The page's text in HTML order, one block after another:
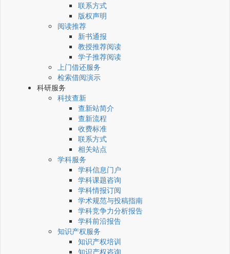
联系方式
版权声明
阅读推荐
新书通报
教授推荐阅读
学子推荐阅读
上门借还服务
检索借阅演示
科研服务
科技查新
查新站简介
查新流程
收费标准
联系方式
相关站点
学科服务
学科信息门户
学科课题咨询
学科情报订阅
学术规范与投稿指南
学科竞争力分析报告
学科前沿报告
知识产权服务
知识产权培训
知识产权咨询